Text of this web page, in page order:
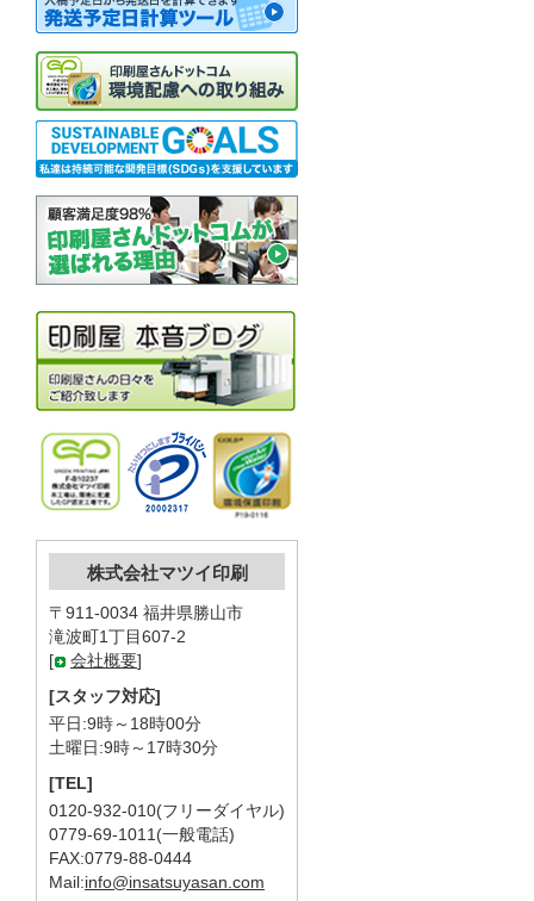
株式会社マツイ印刷
〒911-0034 福井県勝山市
滝波町1丁目607-2
[
会社概要]
[スタッフ対応]
平日:9時～18時00分
土曜日:9時～17時30分
[TEL]
0120-932-010(フリーダイヤル)
0779-69-1011(一般電話)
FAX:0779-88-0444
Mail:info@insatsuyasan.com